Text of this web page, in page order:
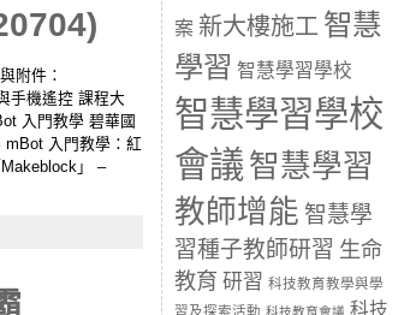
附件：
手機遙控 課程大
入門教學 碧華國
入門教學：紅
」 –
案 新大樓施工 智慧
學習 智慧學習學校
智慧學習學校
會議 智慧學習
教師增能 智慧學
習種子教師研習 生命
教育 研習 科技教育教學與學
習及探索活動 科技教育會議 科技